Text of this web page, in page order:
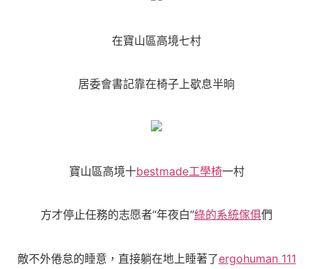
在寶山區高境七村
居委會書記靠在椅子上歇息半晌
寶山區高境十bestmade工學椅一村
方才停止任務的志愿者“年夜白”綠的系統傢俱們
敵不外倦怠的睡意，直接躺在地上睡著了ergohuman 111